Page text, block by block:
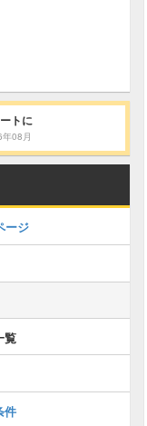
トに
08月
ージ
覧
件